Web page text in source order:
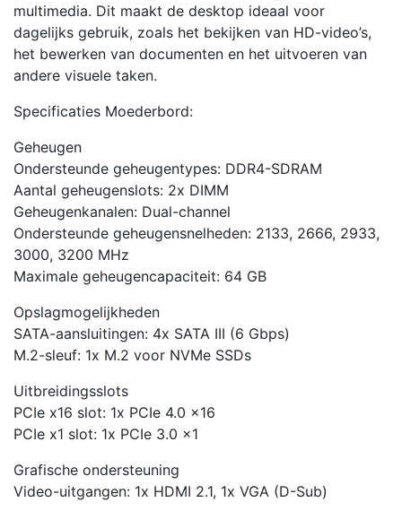
multimedia. Dit maakt de desktop ideaal voor
dagelijks gebruik, zoals het bekijken van HD-video’s,
het bewerken van documenten en het uitvoeren van
andere visuele taken.
Specificaties Moederbord:
Geheugen
Ondersteunde geheugentypes: DDR4-SDRAM
Aantal geheugenslots: 2x DIMM
Geheugenkanalen: Dual-channel
Ondersteunde geheugensnelheden: 2133, 2666, 2933,
3000, 3200 MHz
Maximale geheugencapaciteit: 64 GB
Opslagmogelijkheden
SATA-aansluitingen: 4x SATA III (6 Gbps)
M.2-sleuf: 1x M.2 voor NVMe SSDs
Uitbreidingsslots
PCIe x16 slot: 1x PCIe 4.0 x16
PCIe x1 slot: 1x PCIe 3.0 x1
Grafische ondersteuning
Video-uitgangen: 1x HDMI 2.1, 1x VGA (D-Sub)